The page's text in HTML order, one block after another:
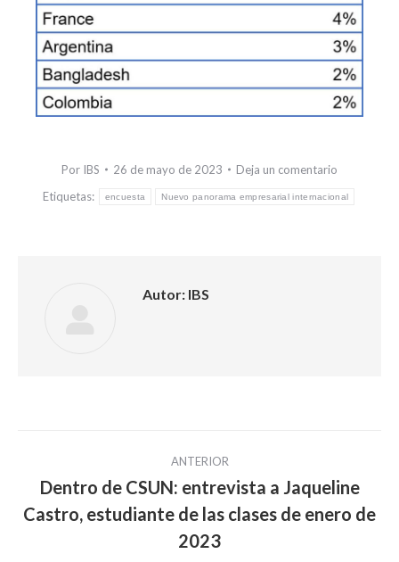
Por IBS 26 de mayo de 2023
Deja un comentario
Etiquetas:
encuesta Nuevo panorama empresarial internacional
Autor: IBS
entre
publicaciones
ANTERIOR
Publicación
anterior:
Dentro de CSUN: entrevista a Jaqueline
Castro, estudiante de las clases de enero de
2023